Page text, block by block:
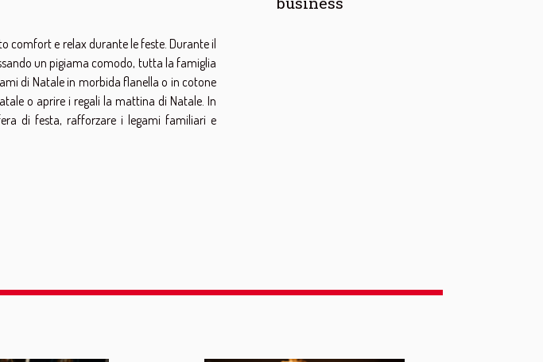
comfort e relax durante le feste. Durante il
un pigiama comodo, tutta la famiglia
di Natale in morbida flanella o in cotone
o aprire i regali la mattina di Natale. In
di festa, rafforzare i legami familiari e